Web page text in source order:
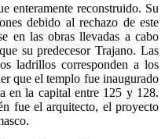
enteramente reconstruido. Su
debido al rechazo de este
en las obras llevadas a cabo
su predecesor Trajano. Las
ladrillos corresponden a los
que el templo fue inaugurado
en la capital entre 125 y 128.
fue el arquitecto, el proyecto